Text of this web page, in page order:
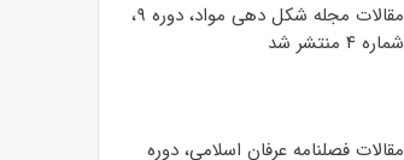
مقالات مجله شکل دهی مواد، دوره ۹،
شماره ۴ منتشر شد
مقالات فصلنامه عرفان اسلامی، دوره